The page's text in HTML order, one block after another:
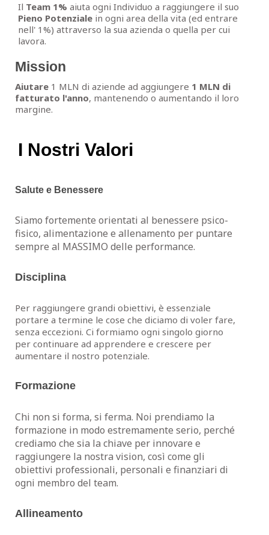
Il Team 1% aiuta ogni Individuo a raggiungere il suo
Pieno Potenziale in ogni area della vita (ed entrare
nell' 1%) attraverso la sua azienda o quella per cui
lavora.
Mission
Aiutare 1 MLN di aziende ad aggiungere 1 MLN di
fatturato l'anno, mantenendo o aumentando il loro
margine.
I Nostri Valori
Salute e Benessere
Siamo fortemente orientati al benessere psico-
fisico, alimentazione e allenamento per puntare
sempre al MASSIMO delle performance.
Disciplina
Per raggiungere grandi obiettivi, è essenziale
portare a termine le cose che diciamo di voler fare,
senza eccezioni. Ci formiamo ogni singolo giorno
per continuare ad apprendere e crescere per
aumentare il nostro potenziale.
Formazione
Chi non si forma, si ferma. Noi prendiamo la
formazione in modo estremamente serio, perché
crediamo che sia la chiave per innovare e
raggiungere la nostra vision, così come gli
obiettivi professionali, personali e finanziari di
ogni membro del team.
Allineamento